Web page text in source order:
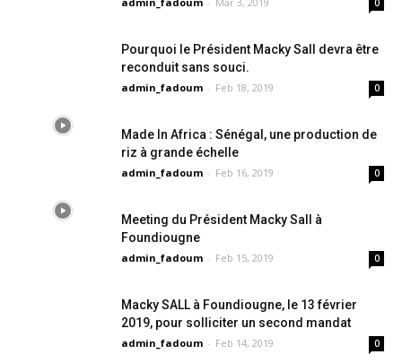
Pourquoi le Président Macky Sall devra être
reconduit sans souci.
admin_fadoum - Feb 18, 2019 0
Made In Africa : Sénégal, une production de
riz à grande échelle
admin_fadoum - Feb 16, 2019 0
Meeting du Président Macky Sall à
Foundiougne
admin_fadoum - Feb 15, 2019 0
Macky SALL à Foundiougne, le 13 février
2019, pour solliciter un second mandat
admin_fadoum - Feb 14, 2019 0